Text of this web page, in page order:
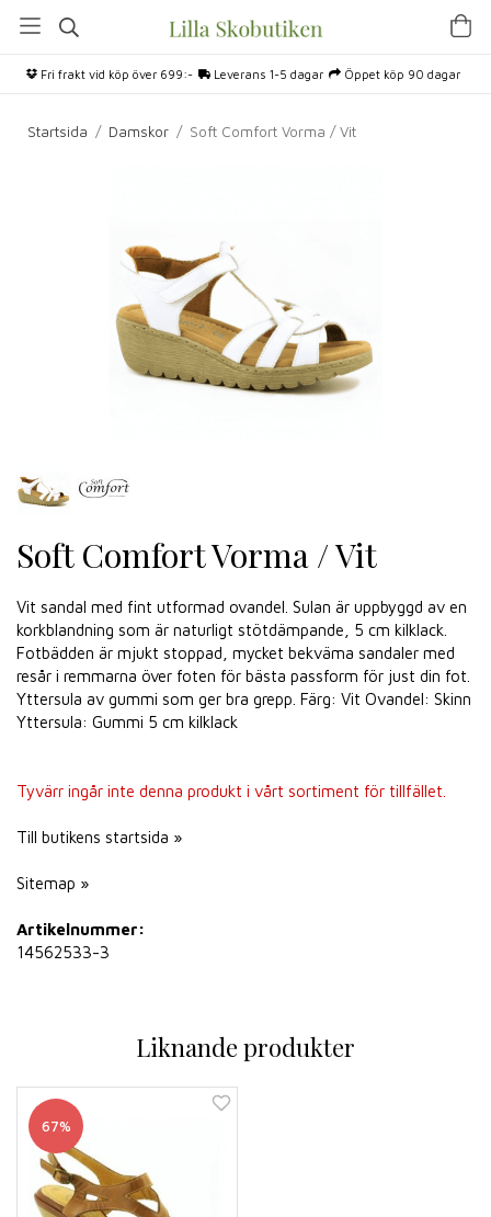
Fri frakt vid köp över 699:- Leverans 1-5 dagar Öppet köp 90 dagar
Startsida / Damskor / Soft Comfort Vorma / Vit
Soft Comfort Vorma / Vit
Vit sandal med fint utformad ovandel. Sulan är uppbyggd av en
korkblandning som är naturligt stötdämpande, 5 cm kilklack.
Fotbädden är mjukt stoppad, mycket bekväma sandaler med
resår i remmarna över foten för bästa passform för just din fot.
Yttersula av gummi som ger bra grepp. Färg: Vit Ovandel: Skinn
Yttersula: Gummi 5 cm kilklack
Tyvärr ingår inte denna produkt i vårt sortiment för tillfället.
Till butikens startsida »
Sitemap »
Artikelnummer:
14562533-3
Liknande produkter
67%